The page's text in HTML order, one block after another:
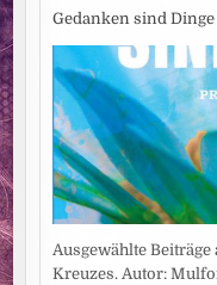
Gedanken sind Dinge
Ausgewählte
Kreuzes. Autor: